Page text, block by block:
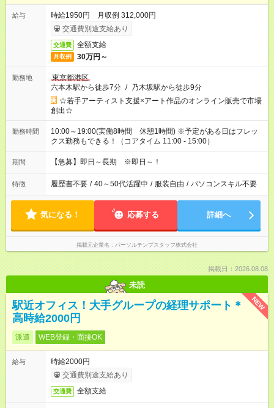
給与
時給1950円 月収例 312,000円
交通費別途支給あり
交通費 全額支給
月収例 30万円～
勤務地
東京都港区
六本木駅から徒歩7分 / 乃木坂駅から徒歩9分
☆若手アーティスト支援×アート作品のオンライン販売で市場
創出☆
勤務時間
10:00～19:00(実働8時間 休憩1時間) ※予定がある日はフレッ
クス勤務もできる！（コアタイム 11:00 - 15:00）
期間 【急募】即日～長期 ※即日～！
特徴 履歴書不要 / 40～50代活躍中 / 服装自由 / パソコンスキル不要
気になる！ 応募する 詳細へ
掲載元企業名 パーソルテンプスタッフ株式会社
掲載日：2026.08.08
未読
NEW
駅近オフィス！大手グループの経理サポート＊
高時給2000円
派遣 WEB登録・面接OK
給与
時給2000円
交通費別途支給あり
交通費 全額支給